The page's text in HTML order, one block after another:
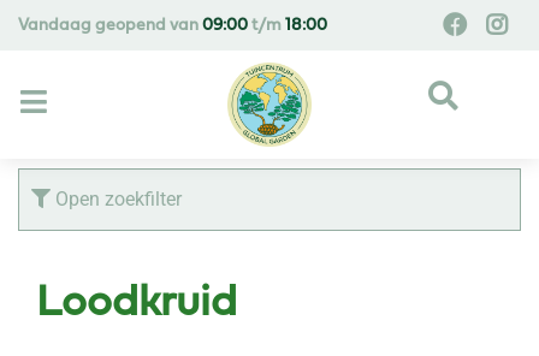
Vandaag geopend van 09:00 t/m 18:00
Open zoekfilter
Loodkruid